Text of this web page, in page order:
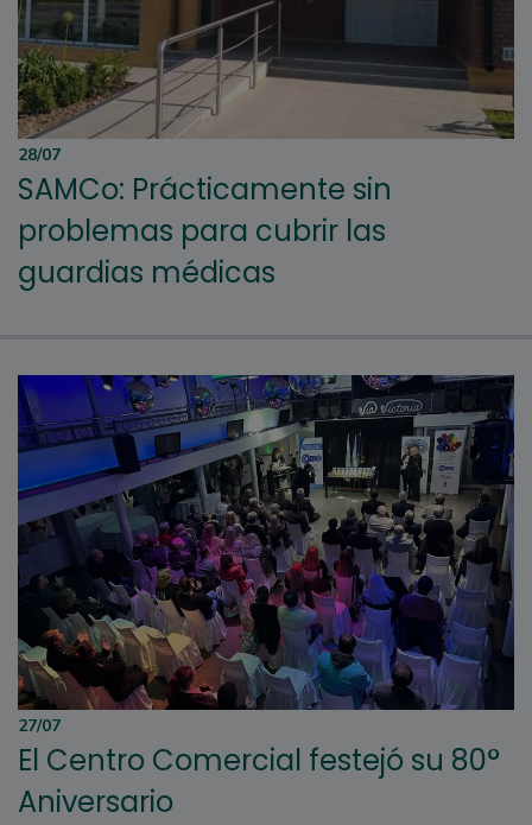
28/07
SAMCo: Prácticamente sin
problemas para cubrir las
guardias médicas
27/07
El Centro Comercial festejó su 80°
Aniversario